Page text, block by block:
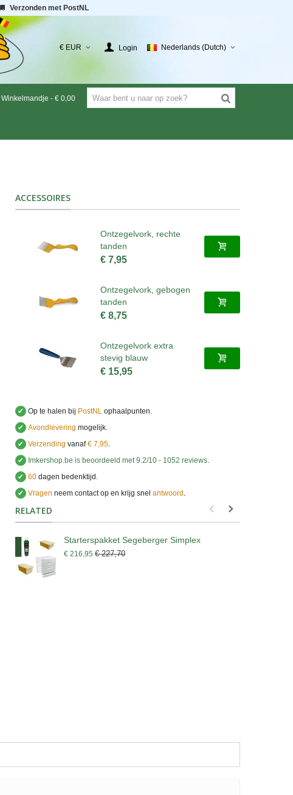
Verzonden met PostNL
€ EUR Login Nederlands (Dutch)
Winkelmandje - € 0,00
ACCESSOIRES
Ontzegelvork, rechte
tanden
€ 7,95
Ontzegelvork, gebogen
tanden
€ 8,75
Ontzegelvork extra
stevig blauw
€ 15,95
✔ Op te halen bij PostNLophaalpunten.
✔ Avondlevering mogelijk.
✔ Verzending vanaf€ 7,95.
✔
Imkershop.be is beoordeeld met9.2/10 -1052 reviews.
✔ 60dagen bedenktijd.
✔ Vragen neem contact op en krijg snel antwoord ..
RELATED
Starterspakket Segeberger Simplex
€ 216,95 € 227,70